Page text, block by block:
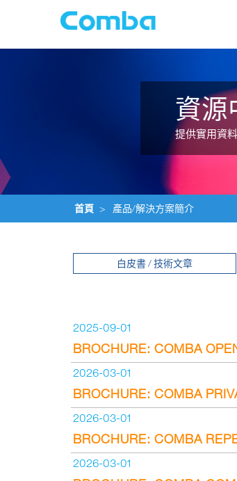
資源
提供實用資
首頁 > 產品/解決方案簡介
白皮書 / 技術文章
2025-09-01
BROCHURE: COMBA
2026-03-01
BROCHURE: COMBA
2026-03-01
BROCHURE: COMBA
2026-03-01